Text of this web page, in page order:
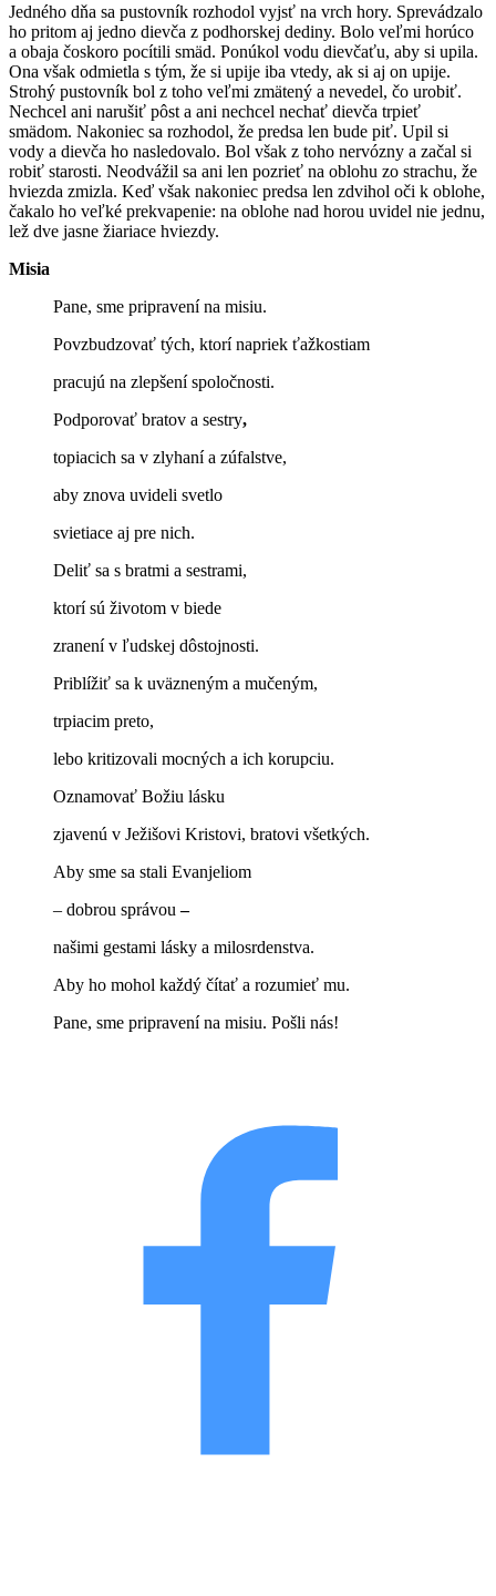
Jedného dňa sa pustovník rozhodol vyjsť na vrch hory. Sprevádzalo
ho pritom aj jedno dievča z podhorskej dediny. Bolo veľmi horúco
a obaja čoskoro pocítili smäd. Ponúkol vodu dievčaťu, aby si upila.
Ona však odmietla s tým, že si upije iba vtedy, ak si aj on upije.
Strohý pustovník bol z toho veľmi zmätený a nevedel, čo urobiť.
Nechcel ani narušiť pôst a ani nechcel nechať dievča trpieť
smädom. Nakoniec sa rozhodol, že predsa len bude piť. Upil si
vody a dievča ho nasledovalo. Bol však z toho nervózny a začal si
robiť starosti. Neodvážil sa ani len pozrieť na oblohu zo strachu, že
hviezda zmizla. Keď však nakoniec predsa len zdvihol oči k oblohe,
čakalo ho veľké prekvapenie: na oblohe nad horou uvidel nie jednu,
lež dve jasne žiariace hviezdy.
Misia
Pane, sme pripravení na misiu.
Povzbudzovať tých, ktorí napriek ťažkostiam
pracujú na zlepšení spoločnosti.
Podporovať bratov a sestry,
topiacich sa v zlyhaní a zúfalstve,
aby znova uvideli svetlo
svietiace aj pre nich.
Deliť sa s bratmi a sestrami,
ktorí sú životom v biede
zranení v ľudskej dôstojnosti.
Priblížiť sa k uväzneným a mučeným,
trpiacim preto,
lebo kritizovali mocných a ich korupciu.
Oznamovať Božiu lásku
zjavenú v Ježišovi Kristovi, bratovi všetkých.
Aby sme sa stali Evanjeliom
– dobrou správou–
našimi gestami lásky a milosrdenstva.
Aby ho mohol každý čítať a rozumieť mu.
Pane, sme pripravení na misiu. Pošli nás!